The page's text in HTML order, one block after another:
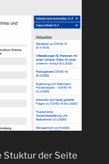
Stuktur der Seite